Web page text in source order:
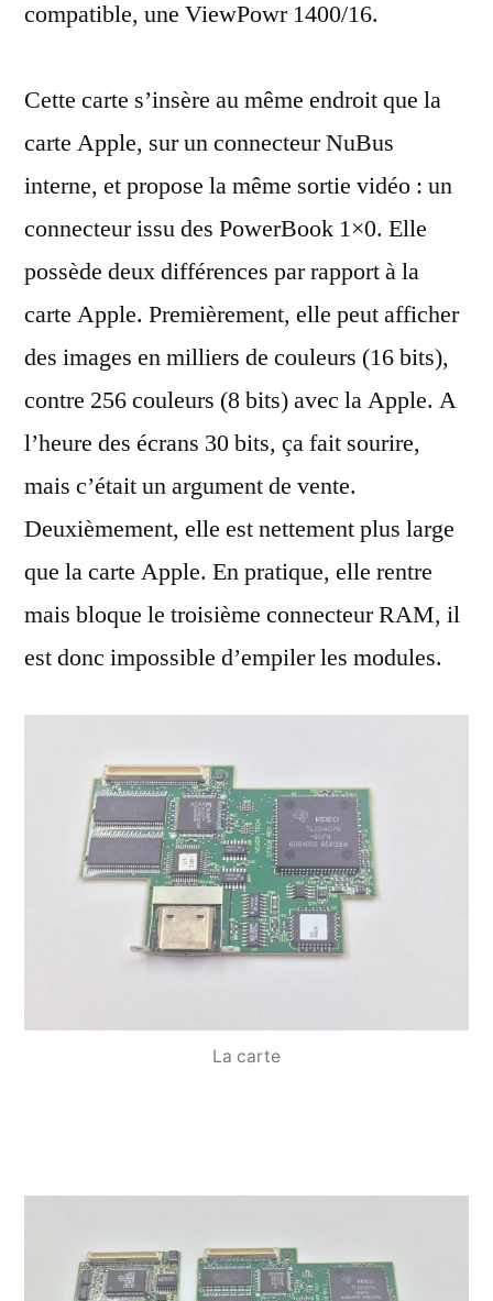
graphique
compatible, une ViewPowr 1400/16.
Cette carte s’insère au même endroit que la
carte Apple, sur un connecteur NuBus
interne, et propose la même sortie vidéo : un
connecteur issu des PowerBook 1×0. Elle
possède deux différences par rapport à la
carte Apple. Premièrement, elle peut afficher
des images en milliers de couleurs (16 bits),
contre 256 couleurs (8 bits) avec la Apple. A
l’heure des écrans 30 bits, ça fait sourire,
mais c’était un argument de vente.
Deuxièmement, elle est nettement plus large
que la carte Apple. En pratique, elle rentre
mais bloque le troisième connecteur RAM, il
est donc impossible d’empiler les modules.
La carte